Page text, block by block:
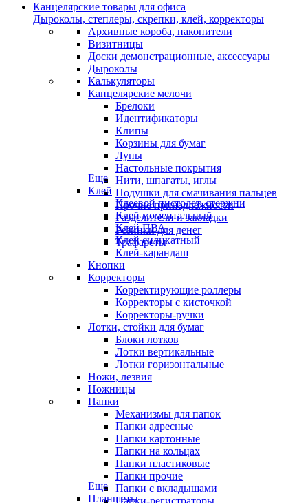
Канцелярские товары для офиса
Дыроколы, степлеры, скрепки, клей, корректоры
Архивные короба, накопители
Визитницы
Доски демонстрационные, аксессуары
Дыроколы
Калькуляторы
Канцелярские мелочи
Брелоки
Идентификаторы
Клипы
Корзины для бумаг
Лупы
Настольные покрытия
Нити, шпагаты, иглы
Подушки для смачивания пальцев
Прочие принадлежности
Разделители и закладки
Резинки для денег
Трафареты
Еще
Клей
Клеевой пистолет, стержни
Клей моментальный
Клей ПВА
Клей силикатный
Клей-карандаш
Кнопки
Корректоры
Корректирующие роллеры
Корректоры с кисточкой
Корректоры-ручки
Лотки, стойки для бумаг
Блоки лотков
Лотки вертикальные
Лотки горизонтальные
Ножи, лезвия
Ножницы
Папки
Механизмы для папок
Папки адресные
Папки картонные
Папки на кольцах
Папки пластиковые
Папки прочие
Папки с вкладышами
Папки-регистраторы
Еще
Планшеты